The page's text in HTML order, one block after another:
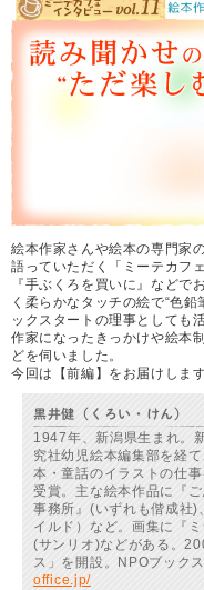
絵本作家さんや絵本の専門家
語っていただく「ミーテカフ
『手ぶくろを買いに』などで
く柔らかなタッチの絵で“色
ックスタートの理事としても
作家になったきっかけや絵本
どを伺いました。
今回は【前編】をお届けしま
黒井健（くろい・けん）
1947年、新潟県生まれ。
究社幼児絵本編集部を経
本・童話のイラストの仕
受賞。主な絵本作品に『
事務所』(いずれも偕成社)
イルド）など。画集に『
(サンリオ)などがある。
ス」を開設。NPOブック
office.jp/